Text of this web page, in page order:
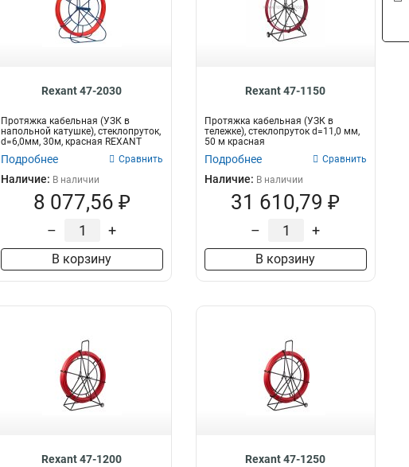
Rexant 47-2030
Протяжка кабельная (УЗК в
напольной катушке), стеклопруток,
d=6,0мм, 30м, красная REXANT
Кабель...
Подробнее Сравнить
Наличие: В наличии
8 077,56 ₽
– +
В корзину
Rexant 47-1150
Протяжка кабельная (УЗК в
тележке), стеклопруток d=11,0 мм,
50 м красная
Подробнее Сравнить
Наличие: В наличии
31 610,79 ₽
– +
В корзину
Rexant 47-1200 Rexant 47-1250